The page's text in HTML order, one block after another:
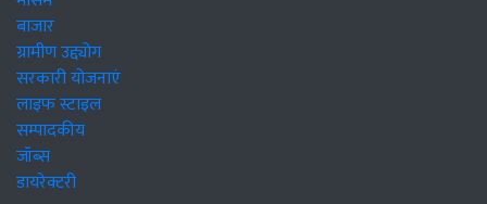
बाजार
ग्रामीण उद्द्योग
सरकारी योजनाएं
लाइफ स्टाइल
सम्पादकीय
जॉब्स
डायरेक्टरी